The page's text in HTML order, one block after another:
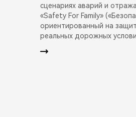
сценариях аварий и
«Safety For Family»
ориентированный на
реальных дорожных